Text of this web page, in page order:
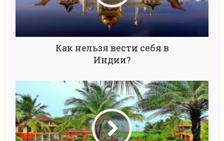
Как нельзя вести себя в
Индии?